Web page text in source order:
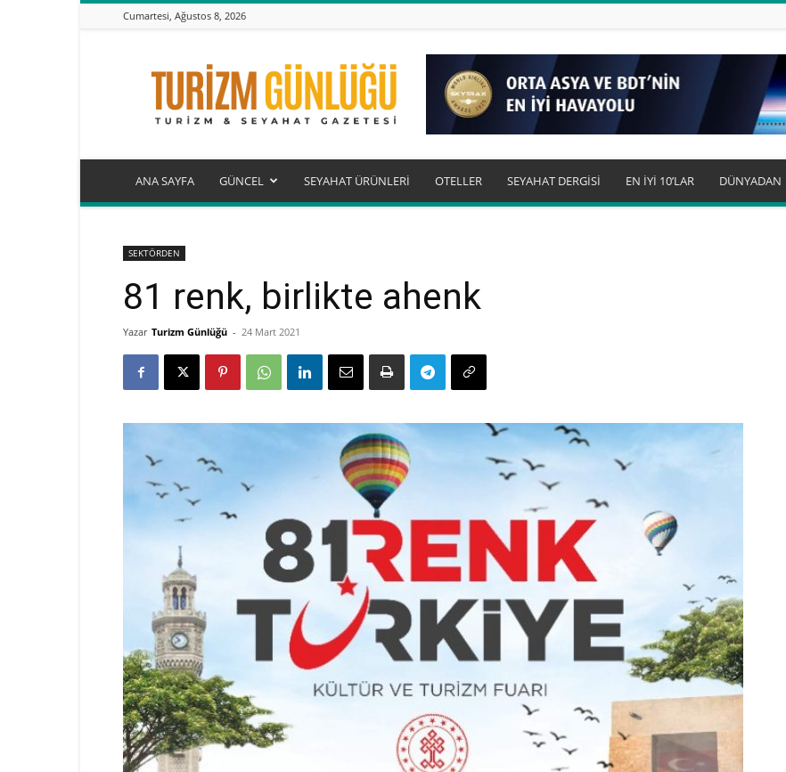
Cumartesi, Ağustos 8, 2026
Turizm
Günlüğü
ANA SAYFA GÜNCEL SEYAHAT ÜRÜNLERİ OTELLER SEYAHAT DERGİSİ EN İYİ 10’LAR DÜNYADAN
SEKTÖRDEN
81 renk, birlikte ahenk
Yazar Turizm Günlüğü - 24 Mart 2021